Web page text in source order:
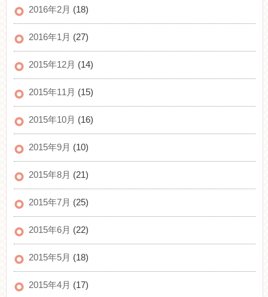
2016年2月 (18)
2016年1月 (27)
2015年12月 (14)
2015年11月 (15)
2015年10月 (16)
2015年9月 (10)
2015年8月 (21)
2015年7月 (25)
2015年6月 (22)
2015年5月 (18)
2015年4月 (17)